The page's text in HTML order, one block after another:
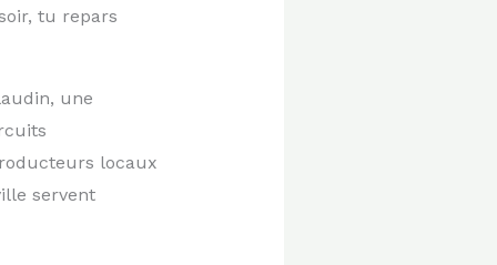
tu repars
une
locaux
servent